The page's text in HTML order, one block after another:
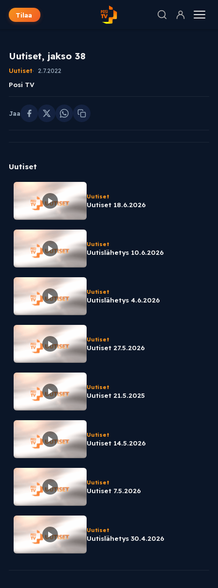
Tilaa
Uutiset, jakso 38
Uutiset 2.7.2022
Posi TV
Jaa
Uutiset
Uutiset
Uutiset 18.6.2026
Uutiset
Uutislähetys 10.6.2026
Uutiset
Uutislähetys 4.6.2026
Uutiset
Uutiset 27.5.2026
Uutiset
Uutiset 21.5.2025
Uutiset
Uutiset 14.5.2026
Uutiset
Uutiset 7.5.2026
Uutiset
Uutislähetys 30.4.2026